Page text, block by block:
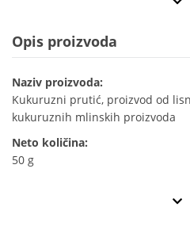
Opis proizvoda
Naziv proizvoda:
Kukuruzni prutić, proizvod od
kukuruznih mlinskih proizvoda
Neto količina:
50 g